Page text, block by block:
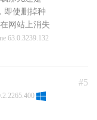
即使删掉种
网站上消失
63.0.3239.132
#5